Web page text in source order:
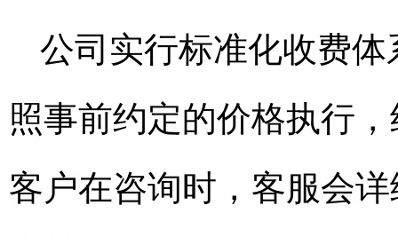
公司实行标准化收费
照事前约定的价格执行
客户在咨询时，客服会